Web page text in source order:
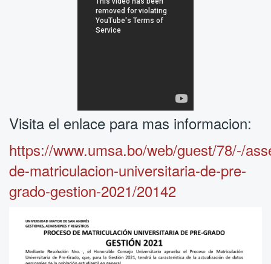
Visita el enlace para mas informacion:
https://www.umsa.bo/web/guest/78/-/
de-matriculacion-universitaria-de-pre-
grado-gestion-2021/20142